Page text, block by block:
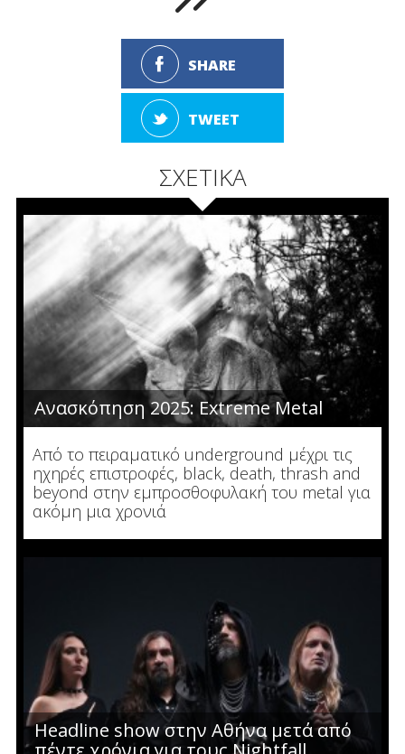
SHARE
TWEET
ΣΧΕΤΙΚΑ
Ανασκόπηση 2025: Extreme Metal
Από το πειραματικό underground μέχρι τις
ηχηρές επιστροφές, black, death, thrash and
beyond στην εμπροσθοφυλακή του metal για
ακόμη μια χρονιά
Headline show στην Αθήνα μετά από